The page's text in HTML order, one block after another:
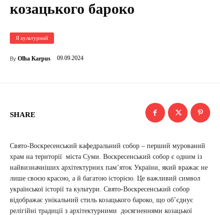
козацького бароко
Я культурний
By Olha Karpus 09.09.2024
SHARE
Свято-Воскресенський кафедральний собор – перший мурований
храм на території міста Суми. Воскресенський собор є одним із
найвизначніших архітектурних пам’яток України, який вражає не
лише своєю красою, а й багатою історією. Це важливий символ
української історії та культури. Свято-Воскресенський собор
відображає унікальний стиль козацького бароко, що об’єднує
релігійні традиції з архітектурними досягненнями козацької